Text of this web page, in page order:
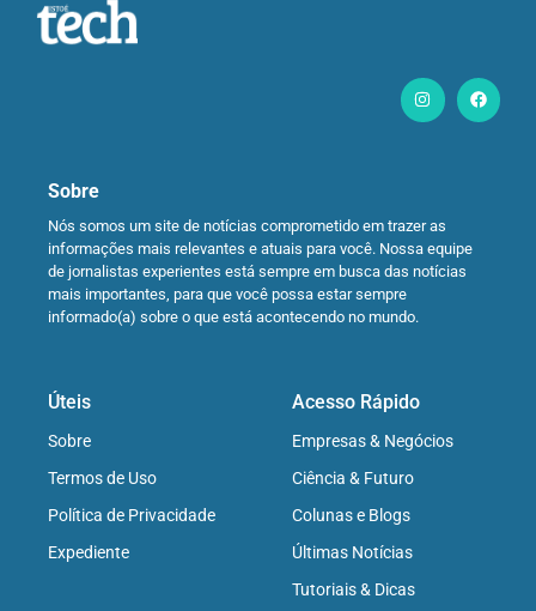
Sobre
Nós somos um site de notícias comprometido em trazer as
informações mais relevantes e atuais para você. Nossa equipe
de jornalistas experientes está sempre em busca das notícias
mais importantes, para que você possa estar sempre
informado(a) sobre o que está acontecendo no mundo.
Úteis
Sobre
Termos de Uso
Política de Privacidade
Expediente
Acesso Rápido
Empresas & Negócios
Ciência & Futuro
Colunas e Blogs
Últimas Notícias
Tutoriais & Dicas